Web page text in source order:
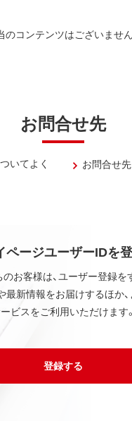
のコンテンツはございません
お問合せ先
いてよく
お問合せ先
ページユーザーIDを
お客様は、ユーザー登録を
最新情報をお届けするほか
ビスをご利用いただけます。
登録する